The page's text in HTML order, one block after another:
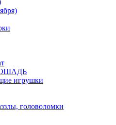
игрушки
головоломки